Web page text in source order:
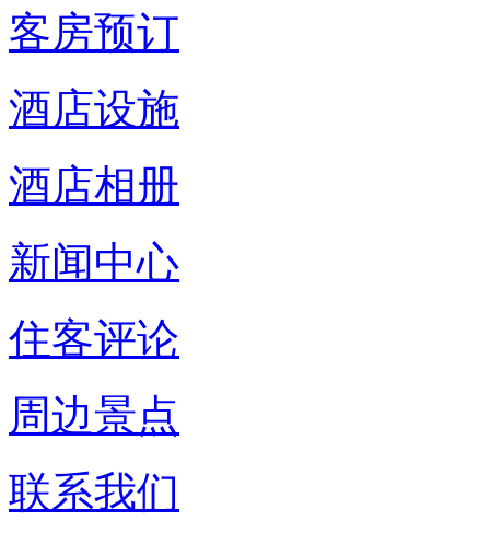
客房预订
酒店设施
酒店相册
新闻中心
住客评论
周边景点
联系我们